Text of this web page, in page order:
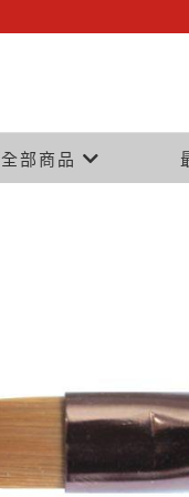
全部商品